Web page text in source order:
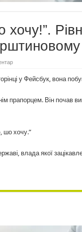
у Фейсбук, вона
прапорцем. Він почав
шо хочу.”
влада якої